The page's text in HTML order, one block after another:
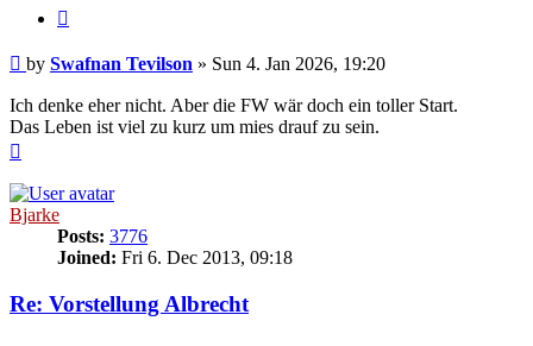
Post
by Swafnan Tevilson » Sun 4. Jan 2026, 19:20
Ich denke eher nicht. Aber die FW wär doch ein toller Start.
Das Leben ist viel zu kurz um mies drauf zu sein.
Bjarke
Posts: 3776
Joined: Fri 6. Dec 2013, 09:18
Re: Vorstellung Albrecht